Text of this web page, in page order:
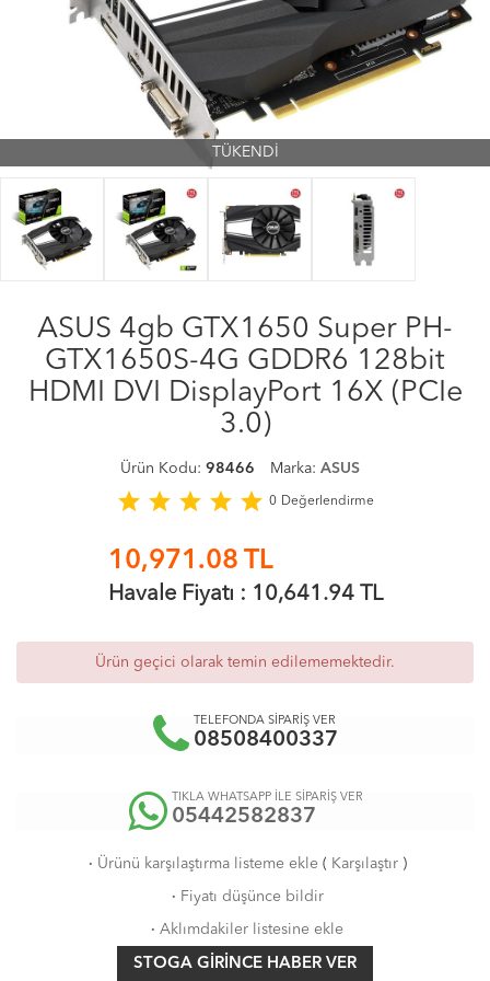
TÜKENDİ
ASUS 4gb GTX1650 Super PH-
GTX1650S-4G GDDR6 128bit
HDMI DVI DisplayPort 16X (PCIe
3.0)
Ürün Kodu: 98466 Marka: ASUS
star star star star star 0 Değerlendirme
10,971.08 TL
Havale Fiyatı : 10,641.94TL
Ürün geçici olarak temin edilememektedir.
TELEFONDA SİPARİŞ VER
08508400337
TIKLA WHATSAPP İLE SİPARİŞ VER
05442582837
· Ürünü karşılaştırma listeme ekle( Karşılaştır)
· Fiyatı düşünce bildir
· Aklımdakiler listesine ekle
STOGA GIRINCE HABER VER